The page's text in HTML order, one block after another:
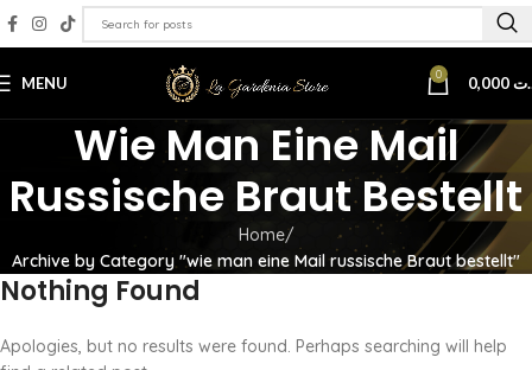
MENU 0
Wie Man Eine Mail
Russische Braut Bestellt
Home
Archive by Category "wie man eine Mail russische Braut bestellt"
Nothing Found
Apologies, but no results were found. Perhaps searching will help